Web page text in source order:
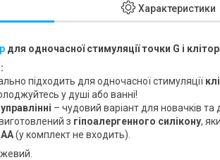
Характеристики
для одночасної стимуляції точки G і
підходить для одночасної стимуляції
у душі або ванні!
– чудовий варіант для новачків та
з гіпоалергенного силікону,
АА(у комплект не входить).